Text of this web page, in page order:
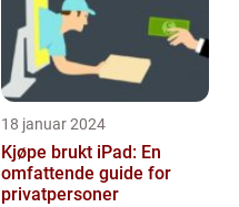
18 januar 2024
Kjøpe brukt iPad: En
omfattende guide for
privatpersoner